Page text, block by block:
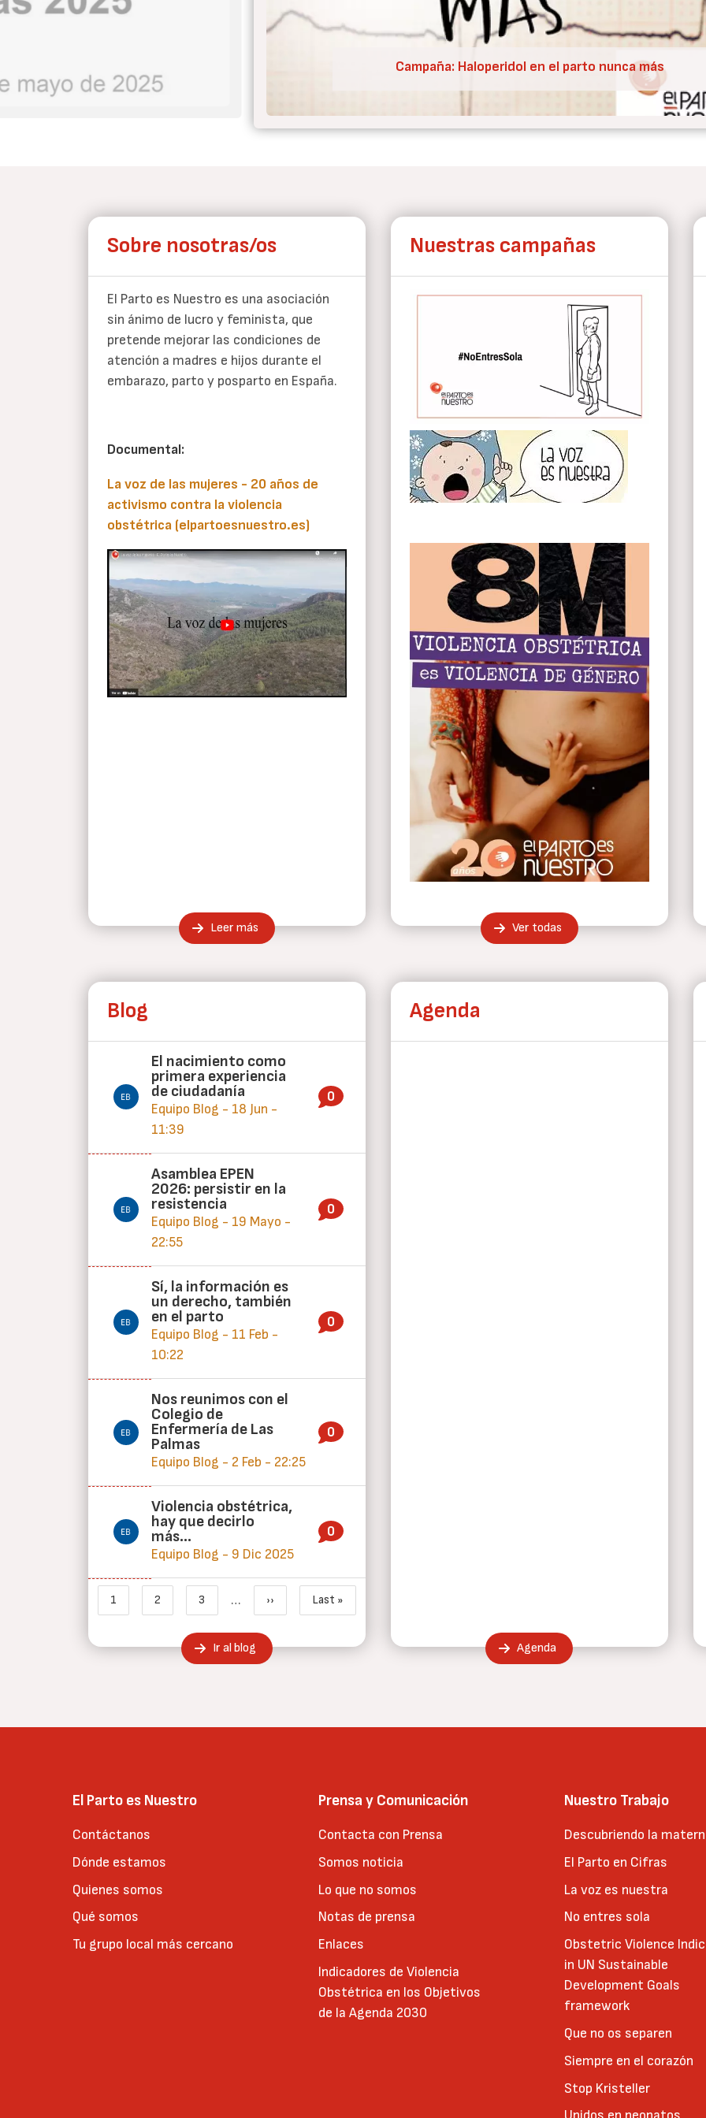
Nueva condena de CEDAW a España por V.O.
Sobre nosotras/os
El Parto es Nuestro es una asociación
sin ánimo de lucro y feminista, que
pretende mejorar las condiciones de
atención a madres e hijos durante el
embarazo, parto y posparto en España.
Documental:
La voz de las mujeres - 20 años de
activismo contra la violencia
obstétrica (elpartoesnuestro.es)
Leer más
Nuestras campañas
Ver todas
Blog
El nacimiento como
primera experiencia
de ciudadanía
Equipo Blog - 18 Jun -
11:39
0
Asamblea EPEN
2026: persistir en la
resistencia
Equipo Blog - 19 Mayo -
22:55
0
Sí, la información es
un derecho, también
en el parto
Equipo Blog - 11 Feb -
10:22
0
Nos reunimos con el
Colegio de
Enfermería de Las
Palmas
Equipo Blog - 2 Feb - 22:25
0
Violencia obstétrica,
hay que decirlo
más…
Equipo Blog - 9 Dic 2025
0
Paginación
Página actual
1
Page
2
Page
3 … Siguiente página
››
Última página
Last »
Ir al blog
Agenda
Agenda
El Parto es Nuestro
Contáctanos
Dónde estamos
Quienes somos
Qué somos
Tu grupo local más cercano
Prensa y Comunicación
Contacta con Prensa
Somos noticia
Lo que no somos
Notas de prensa
Enlaces
Indicadores de Violencia
Obstétrica en los Objetivos
de la Agenda 2030
Nuestro Trabajo
Descubriendo la
El Parto en Cifras
La voz es nuestra
No entres sola
Obstetric Violence
in UN Sustainable
Development Goals
framework
Que no os separen
Siempre en el corazón
Stop Kristeller